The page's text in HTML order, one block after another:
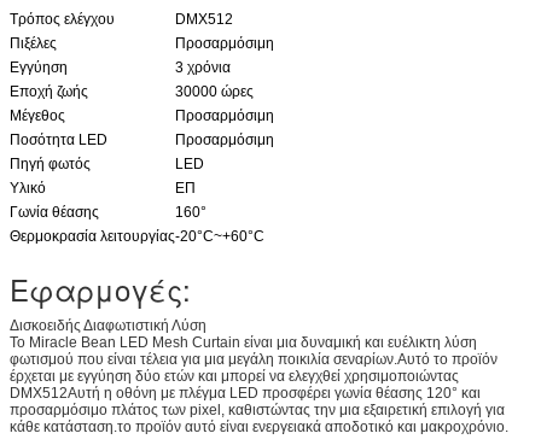
Τρόπος ελέγχου
DMX512
Πιξέλες
Προσαρμόσιμη
Εγγύηση
3 χρόνια
Εποχή ζωής
30000 ώρες
Μέγεθος
Προσαρμόσιμη
Ποσότητα LED
Προσαρμόσιμη
Πηγή φωτός
LED
Υλικό
ΕΠ
Γωνία θέασης
160°
Θερμοκρασία λειτουργίας-20°C~+60°C
Εφαρμογές:
Δισκοειδής Διαφωτιστική Λύση
Το Miracle Bean LED Mesh Curtain είναι μια δυναμική και ευέλικτη λύση
φωτισμού που είναι τέλεια για μια μεγάλη ποικιλία σεναρίων.Αυτό το προϊόν
έρχεται με εγγύηση δύο ετών και μπορεί να ελεγχθεί χρησιμοποιώντας
DMX512Αυτή η οθόνη με πλέγμα LED προσφέρει γωνία θέασης 120° και
προσαρμόσιμο πλάτος των pixel, καθιστώντας την μια εξαιρετική επιλογή για
κάθε κατάσταση.το προϊόν αυτό είναι ενεργειακά αποδοτικό και μακροχρόνιο.